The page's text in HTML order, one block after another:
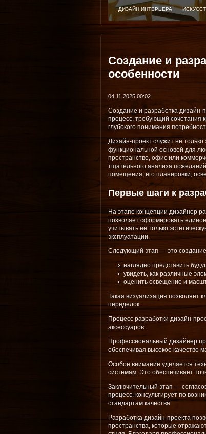
ДИЗАЙН ИНТЕРЬЕРА
Создание и
особенности
04.11.2025 00:02
Создание и разработка
процесс, требующий сочетания
глубокого понимания
Дизайн-проект служит не
функциональной основой для
пространство, офис или
тщательного анализа
помещения, его планировки,
Первые шаги к
На этапе концепции дизайнер
позволяет сформировать
учитывать не только
эксплуатации.
Следующий этап — это
наглядно представить
увидеть, как различные
оценить освещение и
Такая визуализация позволяет
переделок.
Процесс разработки дизайн-
аксессуаров.
Профессиональный дизайнер
обеспечивая высокое качество
Особое внимание уделяется
системам. Это обеспечивает
Заключительный этап —
процесс, консультирует по
стандартам качества.
Разработка дизайн-проекта
пространства, которые